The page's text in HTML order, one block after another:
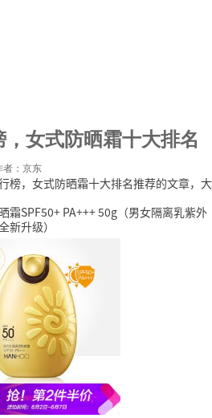
女式防晒霜十大排名
者：京东
榜，女式防晒霜十大排名推荐的文章，大
霜SPF50+ PA+++ 50g（男女隔离乳紫外
新升级）